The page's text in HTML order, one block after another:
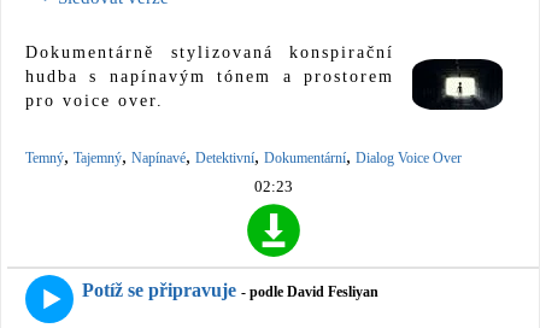
Dokumentárně stylizovaná konspirační
hudba s napínavým tónem a prostorem
pro voice over.
Temný, Tajemný, Napínavé, Detektivní, Dokumentární, Dialog Voice Over
02:23
Potíž se připravuje - podle David Fesliyan